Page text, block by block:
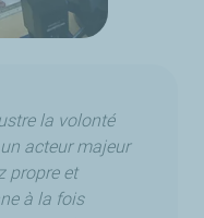
la volonté
acteur majeur
propre et
à la fois